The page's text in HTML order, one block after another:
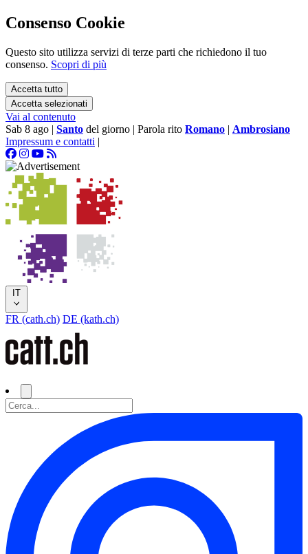
Consenso Cookie
Questo sito utilizza servizi di terze parti che richiedono il tuo
consenso. Scopri di più
Accetta tutto
Accetta selezionati
Vai al contenuto
Sab 8 ago | Santo del giorno | Parola rito Romano | Ambrosiano
Impressum e contatti |
IT
FR (cath.ch) DE (kath.ch)